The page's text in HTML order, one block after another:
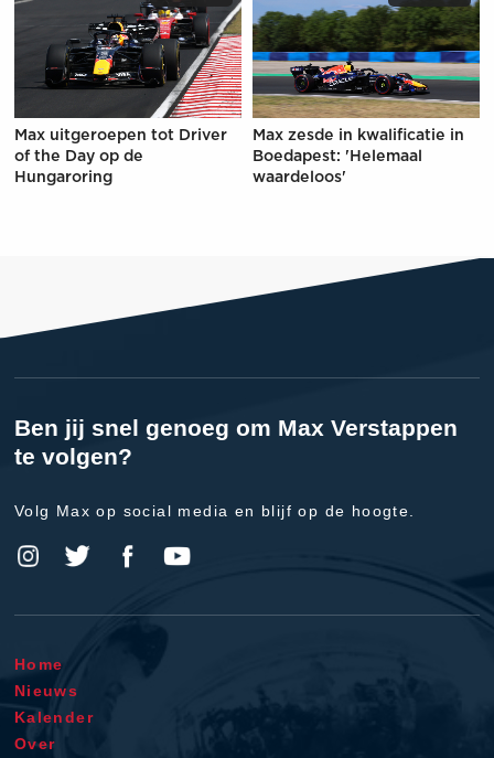
Max uitgeroepen tot Driver
of the Day op de
Hungaroring
Max zesde in kwalificatie in
Boedapest: 'Helemaal
waardeloos'
Ben jij snel genoeg om Max Verstappen
te volgen?
Volg Max op social media en blijf op de hoogte.
Home
Nieuws
Kalender
Over